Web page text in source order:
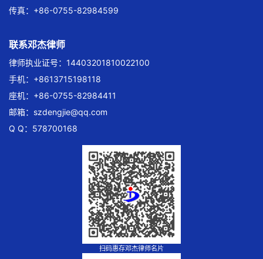
传真：+86-0755-82984599
联系邓杰律师
律师执业证号：14403201810022100
手机：+8613715198118
座机：+86-0755-82984411
邮箱： szdengjie@qq.com
Q Q：578700168
扫码惠存邓杰律师名片